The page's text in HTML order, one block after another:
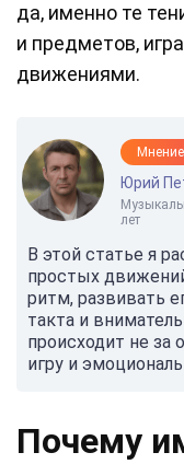
да, именно те
и предметов,
движениями.
Юрий
лет
В этой статье я
простых
ритм, развивать
такта и
происходит не за
игру и
Почему